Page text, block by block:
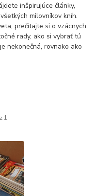
komunita
v Bardejove
zadarmo
inšpirujúce články,
milovníkov kníh.
prečítajte si o vzácnych
rady, ako si vybrať tú
nekonečná, rovnako ako
z 1